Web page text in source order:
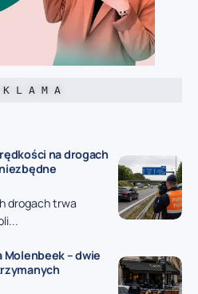
K L A M A
na drogach
drogach trwa
Molenbeek – dwie